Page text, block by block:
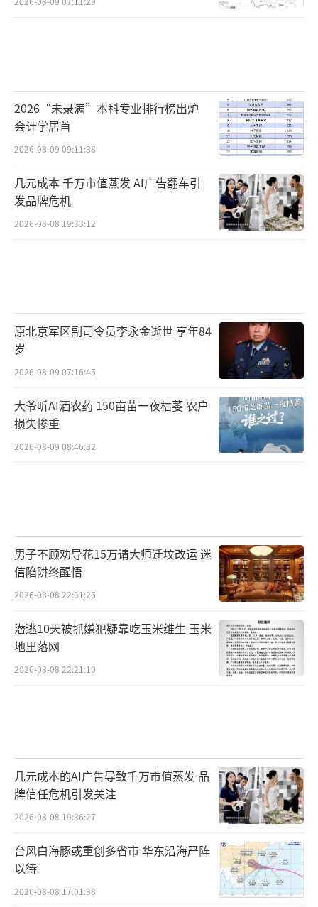
体育场那如同火山口一般巨大而粗砺的环形结
站上世界足球舞台的中心，人们期待的或许不
只是胜负本身，还有一次久违的欢呼，一场共
同的记忆，以及一种重新凝聚彼此的可能。
世界杯大幕开启，让我们共同期待这个属
于足球的夏天。
2026“未录满”本科专业排行榜出炉
会计学居首
2026-08-09 09:11:38
几元成本 千万市值蒸发 AI广告翻车引
发品牌危机
2026-08-08 19:33:12
原北京军区副司令员李永金逝世 享年84
岁
2026-08-09 07:16:45
大爷听AI洒农药 150亩苗一夜枯萎 农户
损失惨重
2026-08-09 08:46:32
男子不顾劝导花15万请大师迁坟改运 迷
信陷阱终醒悟
2026-08-08 22:31:26
潜逃10天被抓嫌犯疑靠吃玉米维生 玉米
地里落网
2026-08-08 22:21:10
几元成本的AI广告导致千万市值蒸发 品
牌信任危机引发关注
2026-08-08 19:36:27
台风白海豚或重创多省市 华东沿海严阵
以待
2026-08-08 17:01:38